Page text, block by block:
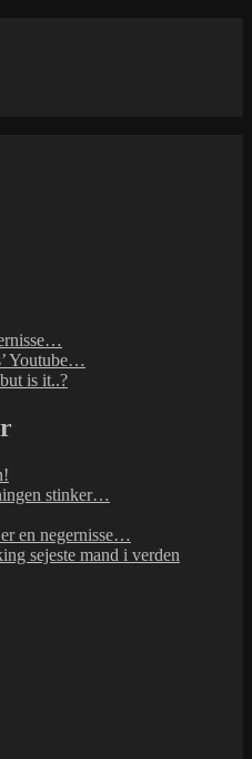
Youtube…
is it..?
stinker…
en negernisse…
sejeste mand i verden